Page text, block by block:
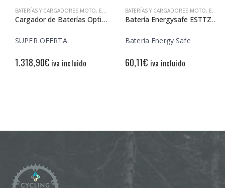
BATERÍAS Y CARGADORES MOTO,ENERGY SAFE
Cargador de Baterías Optimate
SUPER OFERTA
1.318,90€iva incluido
BATERÍAS Y CARGADORES MOTO,ENERGY SAFE
Batería Energysafe ESTTZ14S-BS Sin Mantenimiento
Batería Energy Safe
60,11€ iva incluido